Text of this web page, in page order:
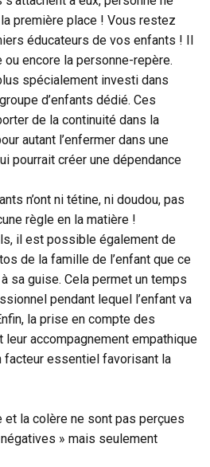
première place ! Vous restez
éducateurs de vos enfants ! Il
encore la personne-repère.
spécialement investi dans
d’enfants dédié. Ces
de la continuité dans la
autant l’enfermer dans une
pourrait créer une dépendance
n’ont ni tétine, ni doudou, pas
règle en la matière !
il est possible également de
de la famille de l’enfant que ce
sa guise. Cela permet un temps
pendant lequel l’enfant va
la prise en compte des
accompagnement empathique
facteur essentiel favorisant la
la colère ne sont pas perçues
» mais seulement